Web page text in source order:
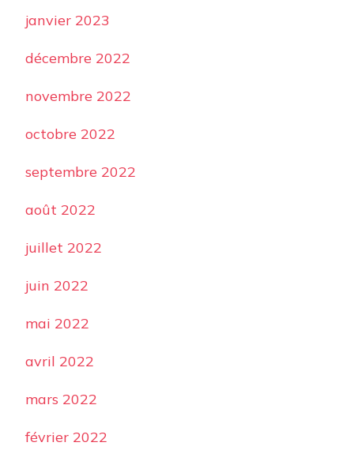
janvier 2023
décembre 2022
novembre 2022
octobre 2022
septembre 2022
août 2022
juillet 2022
juin 2022
mai 2022
avril 2022
mars 2022
février 2022